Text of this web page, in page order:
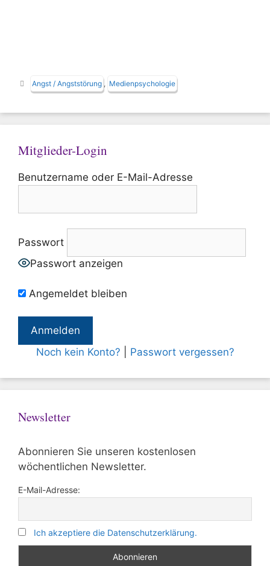
Schlagwörter
Angst / Angststörung Medienpsychologie
Mitglieder-Login
Benutzername oder E-Mail-Adresse
Passwort
Passwort anzeigen
Angemeldet bleiben
Noch kein Konto? Passwort vergessen?
Newsletter
Abonnieren Sie unseren kostenlosen
wöchentlichen Newsletter.
E-Mail-Adresse:
Ich akzeptiere die Datenschutzerklärung.